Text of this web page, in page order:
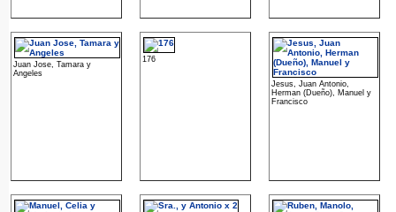
Juan Jose, Tamara y
Angeles
176
Jesus, Juan Antonio,
Herman (Dueño), Manuel y
Francisco